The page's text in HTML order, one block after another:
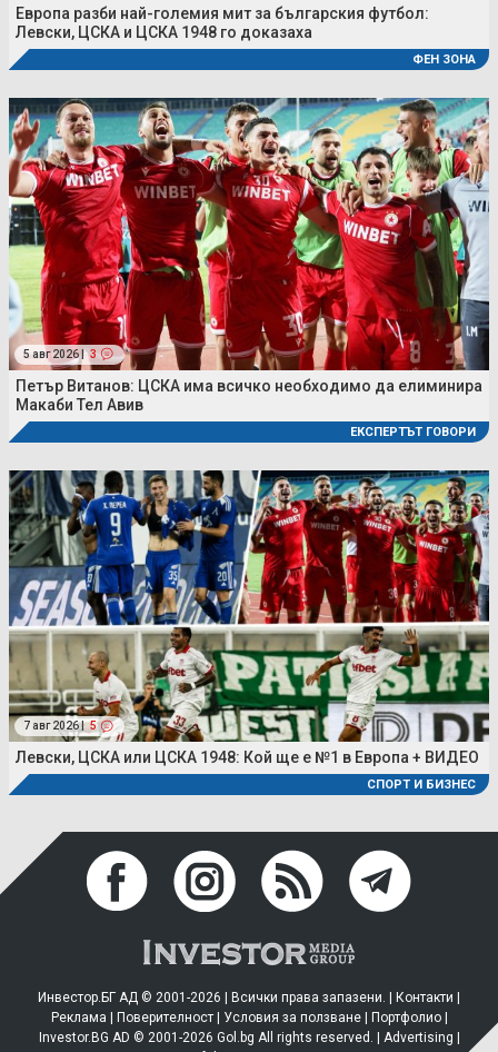
Европа разби най-големия мит за българския футбол:
Левски, ЦСКА и ЦСКА 1948 го доказаха
ФЕН ЗОНА
5 авг 2026 | 3
Петър Витанов: ЦСКА има всичко необходимо да елиминира
Макаби Тел Авив
ЕКСПЕРТЪТ ГОВОРИ
7 авг 2026 | 5
Левски, ЦСКА или ЦСКА 1948: Кой ще е №1 в Европа + ВИДЕО
СПОРТ И БИЗНЕС
Инвестор.БГ АД © 2001-2026 | Всички права запазени. | Контакти
Реклама
Поверителност| Условия за ползване| Портфолио|
Investor.BG AD © 2001-2026 Gol.bg All rights reserved. | Advertising